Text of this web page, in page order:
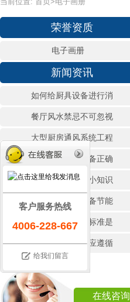
荣誉资质
电子画册
新闻资讯
如何给厨具设备进行消
餐厅风水禁忌不可忽视
大型厨房通风系统工程
各种商用厨房设备正确
厨房设备的选购小知识
如何辨别厨房设备节能
厨房设备的国家标准是
选购厨房设备时应遵循
在线咨询
客户服务热线
4006-228-667
给我们留言